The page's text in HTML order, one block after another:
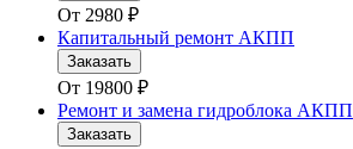
От 2980 ₽
Капитальный ремонт АКПП
Заказать
От 19800 ₽
Ремонт и замена гидроблока АКПП
Заказать